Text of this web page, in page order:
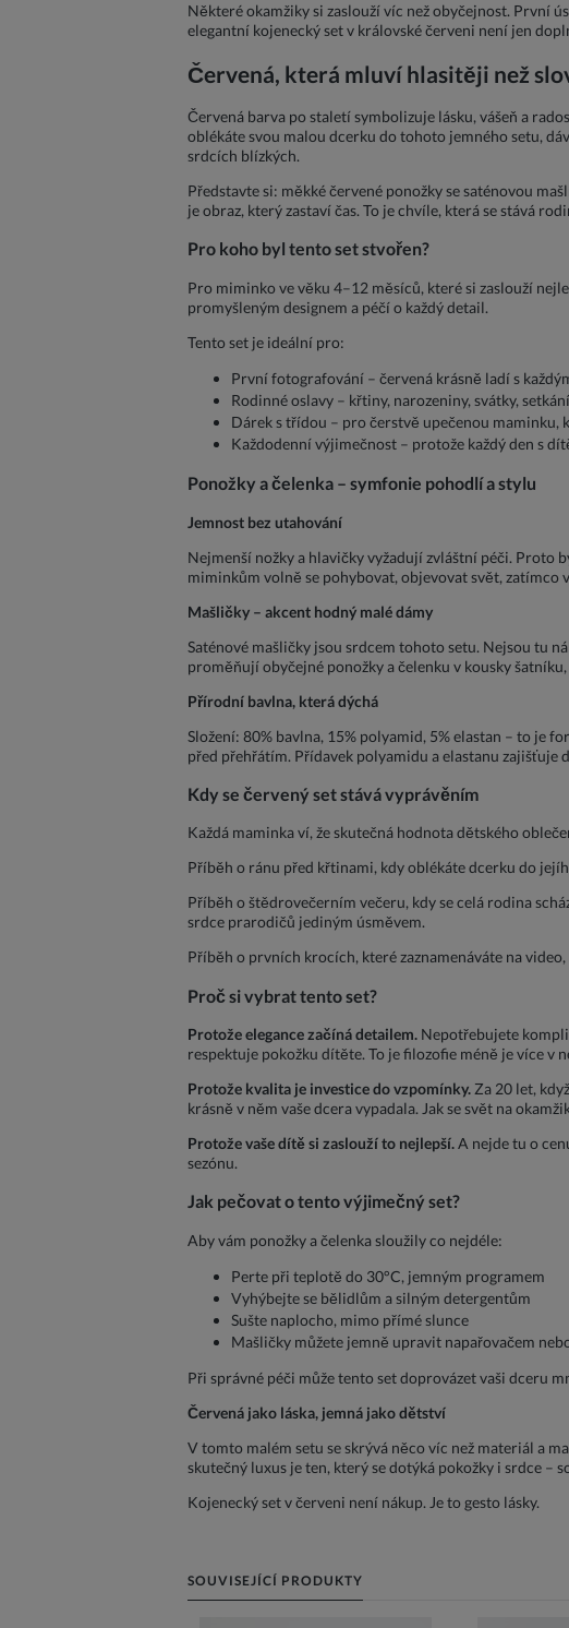
Některé okamžiky si zaslouží víc než obyčejnost. První
elegantní kojenecký set v královské červeni není jen
Červená, která mluví hlasitěji než
Červená barva po staletí symbolizuje lásku, vášeň a
oblékáte svou malou dcerku do tohoto jemného setu,
srdcích blízkých.
Představte si: měkké červené ponožky se saténovou
je obraz, který zastaví čas. To je chvíle, která se stává
Pro koho byl tento set stvořen?
Pro miminko ve věku 4–12 měsíců, které si zaslouží
promyšleným designem a péčí o každý detail.
Tento set je ideální pro:
První fotografování – červená krásně ladí s
Rodinné oslavy – křtiny, narozeniny, svátky,
Dárek s třídou – pro čerstvě upečenou
Každodenní výjimečnost – protože každý den s
Ponožky a čelenka – symfonie pohodlí a stylu
Jemnost bez utahování
Nejmenší nožky a hlavičky vyžadují zvláštní péči. Proto
miminkům volně se pohybovat, objevovat svět, zatímco
Mašličky – akcent hodný malé dámy
Saténové mašličky jsou srdcem tohoto setu. Nejsou tu
proměňují obyčejné ponožky a čelenku v kousky
Přírodní bavlna, která dýchá
Složení: 80% bavlna, 15% polyamid, 5% elastan – to je
před přehřátím. Přídavek polyamidu a elastanu
Kdy se červený set stává vyprávěním
Každá maminka ví, že skutečná hodnota dětského
Příběh o ránu před křtinami, kdy oblékáte dcerku do
Příběh o štědrovečerním večeru, kdy se celá rodina
srdce prarodičů jediným úsměvem.
Příběh o prvních krocích, které zaznamenáváte na
Proč si vybrat tento set?
Protože elegance začíná detailem. Nepotřebujete
respektuje pokožku dítěte. To je filozofie méně je více v
Protože kvalita je investice do vzpomínky. Za 20 let,
krásně v něm vaše dcera vypadala. Jak se svět na
Protože vaše dítě si zaslouží to nejlepší.A nejde tu o
sezónu.
Jak pečovat o tento výjimečný set?
Aby vám ponožky a čelenka sloužily co nejdéle:
Perte při teplotě do 30°C, jemným programem
Vyhýbejte se bělidlům a silným detergentům
Sušte naplocho, mimo přímé slunce
Mašličky můžete jemně upravit napařovačem
Při správné péči může tento set doprovázet vaši dceru
Červená jako láska, jemná jako dětství
V tomto malém setu se skrývá něco víc než materiál a
skutečný luxus je ten, který se dotýká pokožky i srdce –
Kojenecký set v červeni není nákup. Je to gesto lásky.
SOUVISEJÍCÍ PRODUKTY